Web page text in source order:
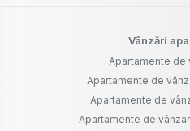
Vânzări
Apartamente de
Apartamente de
Apartamente de
Apartamente de